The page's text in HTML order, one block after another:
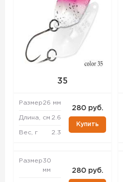
35
Размер26 мм
Длина, см 2.6
Вес, г 2.3
280 руб.
Купить
Размер30
мм
280 руб.